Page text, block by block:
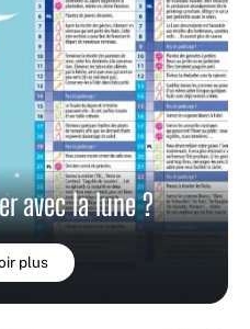
avec la lune ?
plus